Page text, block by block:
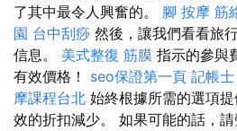
了其中最令人興奮的。 腳 按摩 筋
園 台中刮痧 然後，讓我們看看旅
信息。 美式整復 筋膜 指示的參與
有效價格！ seo保證第一頁 記帳
摩課程台北 始終根據所需的選項
效的折扣減少。 如果可能的話，